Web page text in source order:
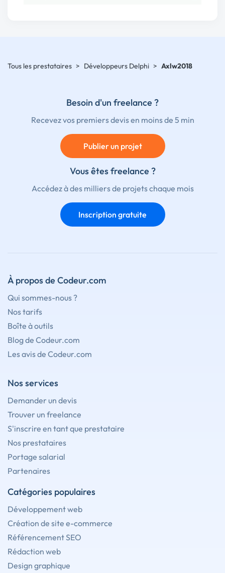
Tous les prestataires > Développeurs Delphi > Axlw2018
Besoin d'un freelance ?
Recevez vos premiers devis en moins de 5 min
Publier un projet
Vous êtes freelance ?
Accédez à des milliers de projets chaque mois
Inscription gratuite
À propos de Codeur.com
Qui sommes-nous ?
Nos tarifs
Boîte à outils
Blog de Codeur.com
Les avis de Codeur.com
Nos services
Demander un devis
Trouver un freelance
S'inscrire en tant que prestataire
Nos prestataires
Portage salarial
Partenaires
Catégories populaires
Développement web
Création de site e-commerce
Référencement SEO
Rédaction web
Design graphique